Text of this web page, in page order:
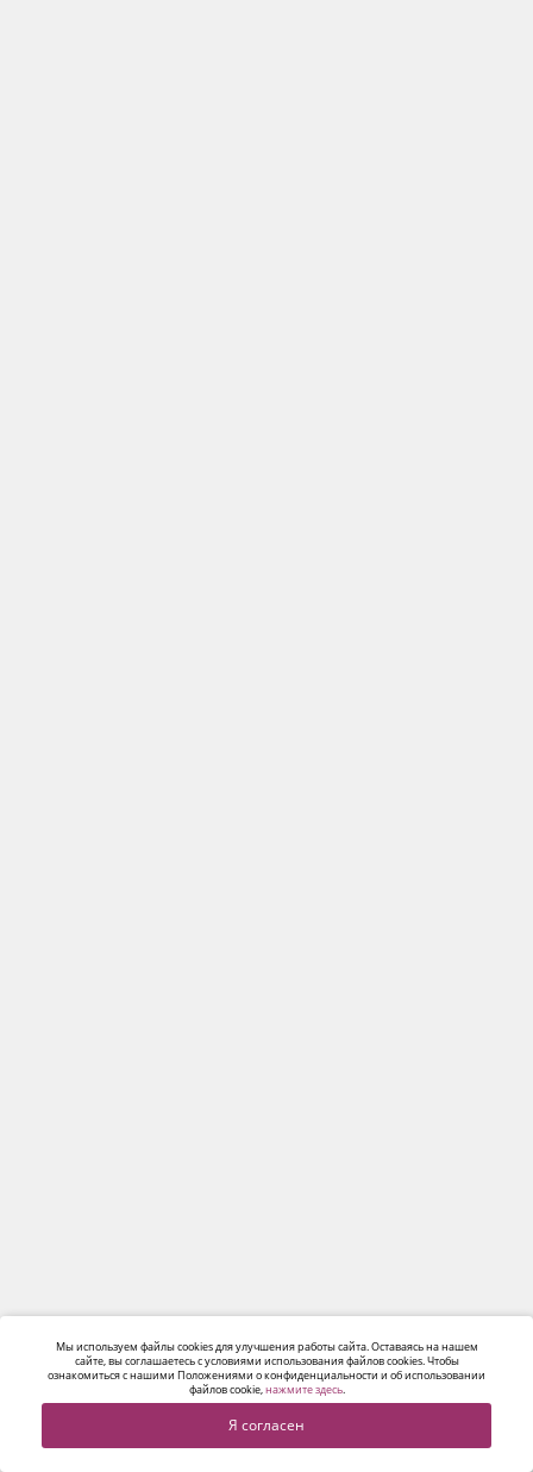
Мы используем файлы cookies для улучшения работы сайта. Оставаясь на нашем
сайте, вы соглашаетесь с условиями использования файлов cookies. Чтобы
ознакомиться с нашими Положениями о конфиденциальности и об использовании
файлов cookie,нажмите здесь.
Я согласен